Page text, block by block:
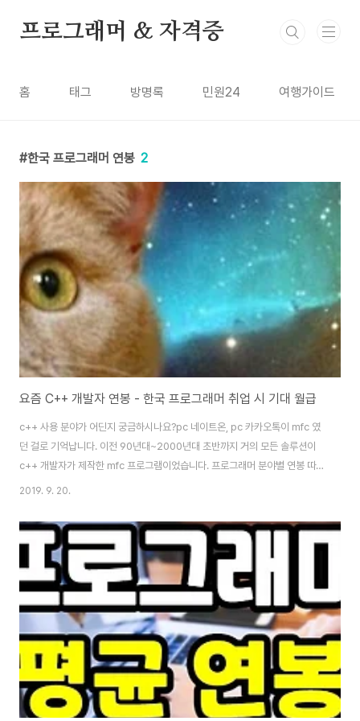
프로그래머 & 자격증
홈 태그 방명록 민원24 여행가이드
한국 프로그래머 연봉 2
요즘 C++ 개발자 연봉 - 한국 프로그래머 취업 시 기대 월급
c++ 사용 분야가 어딘지 궁금하시나요?pc 네이트온, pc 카카오톡이 mfc 였
던 걸로 기억납니다. 이전 90년대~2000년대 초반까지 거의 모든 솔루션이
c++ 개발자가 제작한 mfc 프로그램이었습니다. 프로그래머 분야별 연봉 따질
이유가 없을 정도로 사용하는 언어가 한정적이기도 했습니다. 하지만, 시대가
줄었어요. 고령화로 전체 산업 인구가 줄어든다곤 하지만, 그건 내년부터 벌어
질 일이고, 아직은 c++ 개발자가 많이 줄진 않았습니다. 한국 프로그래머 연봉
이야기하기 전에, c++ 사용 분야와 관련된 4가지 이야기 간단하게 언급해볼
게요. C#, Java에서 C++로 전향c++ 프로그래머로 전향하니 많이 힘드시
죠?소스 흐름..
2019. 9. 20.